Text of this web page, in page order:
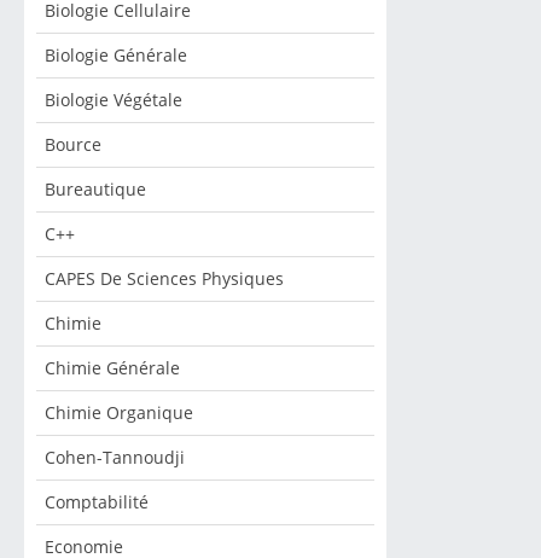
Biologie Cellulaire
Biologie Générale
Biologie Végétale
Bource
Bureautique
C++
CAPES De Sciences Physiques
Chimie
Chimie Générale
Chimie Organique
Cohen-Tannoudji
Comptabilité
Economie